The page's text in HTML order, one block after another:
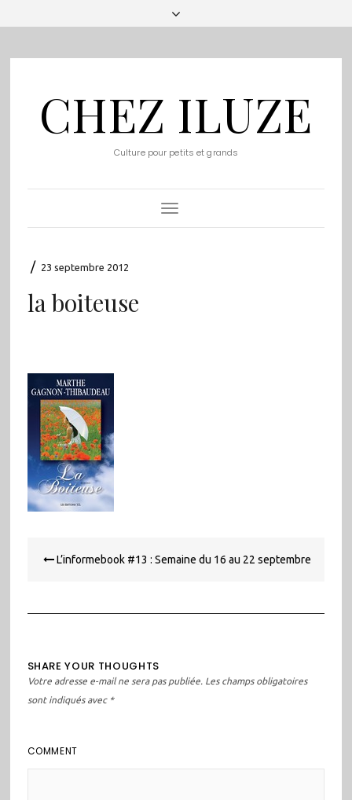
CHEZ ILUZE
Culture pour petits et grands
Toggle
Navigation
/ 23 septembre 2012
la boiteuse
de L’informebook #13 : Semaine du 16 au 22 septembre
SHARE YOUR THOUGHTS
Votre adresse e-mail ne sera pas publiée. Les champs obligatoires
sont indiqués avec *
COMMENT